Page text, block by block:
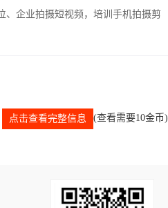
、企业拍摄短视频，培训手机拍摄剪
点击查看完整信息 (查看需要10金币)